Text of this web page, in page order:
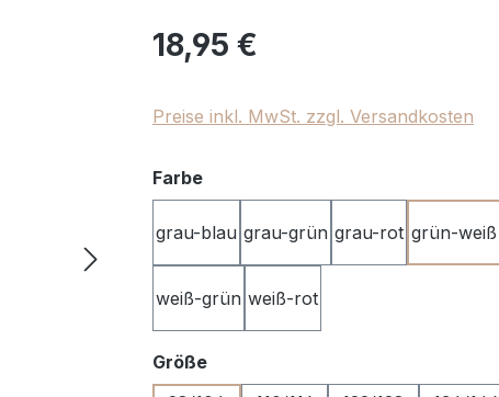
Regulärer Preis:
18,95 €
Preise inkl. MwSt. zzgl. Versandkosten
Farbeauswählen
grau-blau grau-grün grau-rot grün-weiß
weiß-grün weiß-rot
Größeauswählen